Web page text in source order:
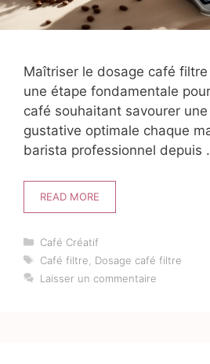
Maîtriser le dosage café
une étape fondamentale
café souhaitant savourer
gustative optimale chaque
barista professionnel depuis
READ MORE
Catégories
Café Créatif
Étiquettes
Café filtre
Dosage café filtre
Laisser un commentaire